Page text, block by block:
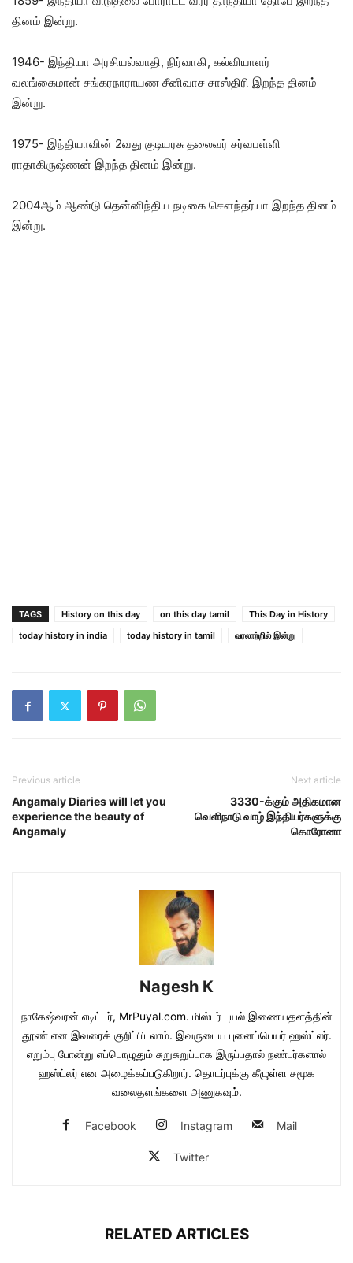
தினம் இன்று.
1946- இந்தியா அரசியல்வாதி, நிர்வாகி, கல்வியாளர்
வலங்கைமான் சங்கரநாராயண சீனிவாச சாஸ்திரி இறந்த தினம்
இன்று.
1975- இந்தியாவின் 2வது குடியரசு தலைவர் சர்வபள்ளி
ராதாகிருஷ்ணன் இறந்த தினம் இன்று.
2004ஆம் ஆண்டு தென்னிந்திய நடிகை சௌந்தர்யா இறந்த தினம்
இன்று.
TAGS History on this day on this day tamil
This Day in History
today history in india
today history in tamil வரலாற்றில் இன்று
Previous article
Angamaly Diaries will let you
experience the beauty of
Angamaly
Next article
3330-க்கும் அதிகமான
வெளிநாடு வாழ் இந்தியர்களுக்கு
கொரோனா
Nagesh K
நாகேஷ்வரன் எடிட்டர், MrPuyal.com. மிஸ்டர் புயல் இணையதளத்தின்
தூண் என இவரைக் குறிப்பிடலாம். இவருடைய புனைப்பெயர் ஹஸ்ட்லர்.
எறும்பு போன்று எப்பொழுதும் சுறுசுறுப்பாக இருப்பதால் நண்பர்களால்
ஹஸ்ட்லர் என அழைக்கப்படுகிறார். தொடர்புக்கு கீழுள்ள சமூக
வலைதளங்களை அணுகவும்.
Facebook Instagram Mail
Twitter
RELATED ARTICLES